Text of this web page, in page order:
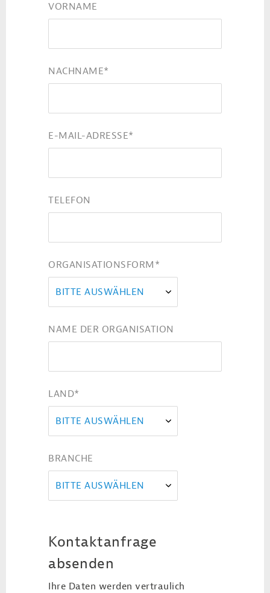
VORNAME
NACHNAME*
E-MAIL-ADRESSE*
TELEFON
ORGANISATIONSFORM *
BITTE AUSWÄHLEN
NAME DER ORGANISATION
LAND*
BITTE AUSWÄHLEN
BRANCHE
BITTE AUSWÄHLEN
Kontaktanfrage
absenden
Ihre Daten werden vertraulich